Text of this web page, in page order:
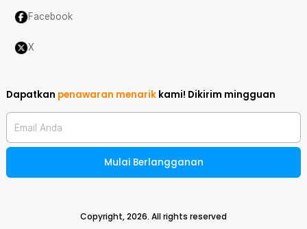
Facebook
X
Dapatkan penawaran menarik kami! Dikirim mingguan
Email Anda
Mulai Berlangganan
Copyright,2026. All rights reserved